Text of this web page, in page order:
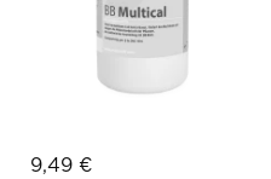
9,49 €